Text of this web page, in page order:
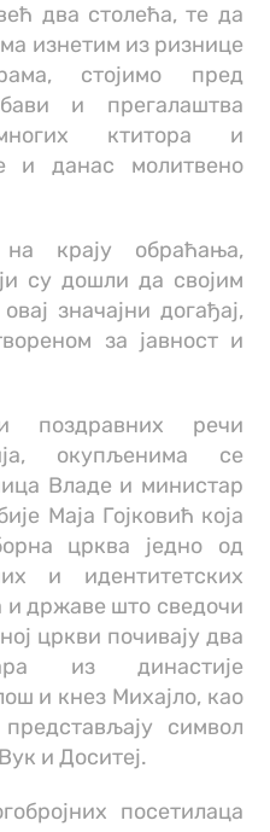
два столећа, те да
изнетим из ризнице
стојимо пред
и прегалаштва
ктитора и
и данас молитвено
крају обраћања,
су дошли да својим
значајни догађај,
за јавност и
поздравних речи
окупљенима се
Владе и министар
Маја Гојковић која
црква једно од
и идентитетских
и државе што сведочи
цркви почивају два
из династије
и кнез Михајло, као
символ
и Доситеј.
посетилаца